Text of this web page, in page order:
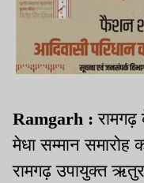
Ramgarh :
मेधा सम्मान
रामगढ़ उपायुक्त